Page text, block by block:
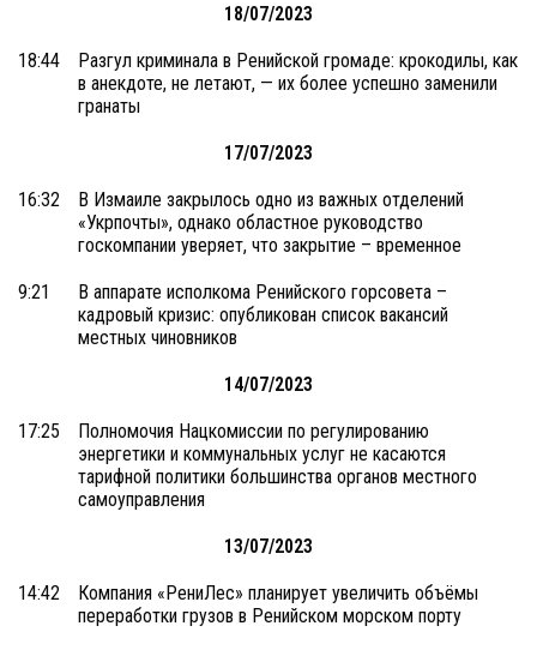
18/07/2023
18:44
Разгул криминала в Ренийской громаде: крокодилы, как
в анекдоте, не летают, — их более успешно заменили
гранаты
17/07/2023
16:32
В Измаиле закрылось одно из важных отделений
«Укрпочты», однако областное руководство
госкомпании уверяет, что закрытие – временное
9:21
В аппарате исполкома Ренийского горсовета –
кадровый кризис: опубликован список вакансий
местных чиновников
14/07/2023
17:25
Полномочия Нацкомиссии по регулированию
энергетики и коммунальных услуг не касаются
тарифной политики большинства органов местного
самоуправления
13/07/2023
14:42
Компания «РениЛес» планирует увеличить объёмы
переработки грузов в Ренийском морском порту